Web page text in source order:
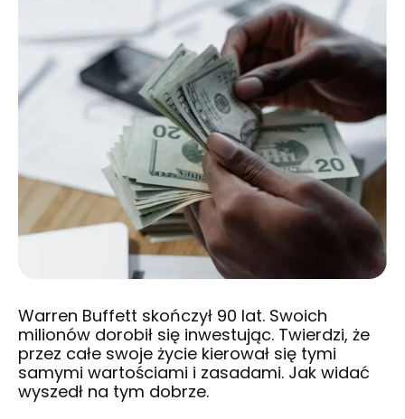
Warren Buffett skończył 90 lat. Swoich
milionów dorobił się inwestując. Twierdzi, że
przez całe swoje życie kierował się tymi
samymi wartościami i zasadami. Jak widać
wyszedł na tym dobrze.